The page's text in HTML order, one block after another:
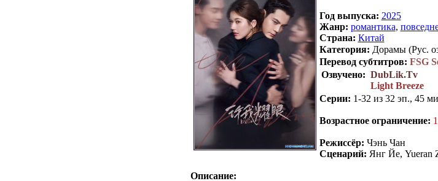
Год выпуска: 2025
Жанр: романтика,
Страна: Китай
Категория: Дорамы (Рус.
Перевод субтитров: FSG
Озвучено: DubLik.Tv
Light Breeze
Серии: 1-32 из 32 эп., 45
Возрастное ограничение:
Режиссёр: Чэнь Чан
Сценарий: Янг Йе, Yueran
Описание: